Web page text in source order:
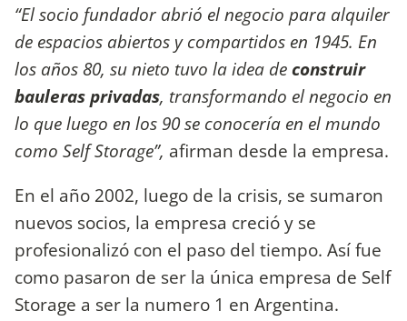
“El socio fundador abrió el negocio para alquiler
de espacios abiertos y compartidos en 1945. En
los años 80, su nieto tuvo la idea deconstruir
bauleras privadas, transformando el negocio en
lo que luego en los 90 se conocería en el mundo
como Self Storage”, afirman desde la empresa.
En el año 2002, luego de la crisis, se sumaron
nuevos socios, la empresa creció y se
profesionalizó con el paso del tiempo. Así fue
como pasaron de ser la única empresa de Self
Storage a ser la numero 1 en Argentina.